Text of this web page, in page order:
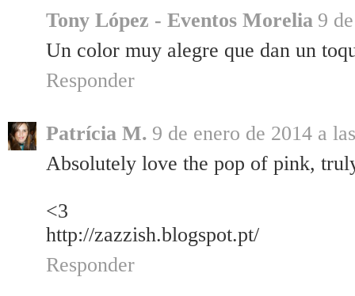
Tony López - Eventos Morelia 9
Un color muy alegre que dan un
Responder
Patrícia M. 9 de enero de 2014 a
Absolutely love the pop of pink,
<3
http://zazzish.blogspot.pt/
Responder